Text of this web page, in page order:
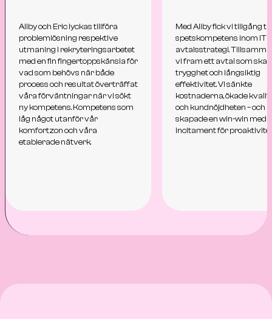
Aliby och Eric lyckas tillföra
problemlösning respektive
utmaning i rekryteringsarbetet
med en fin fingertoppskänsla för
vad som behövs när både
process och resultat överträffat
våra förväntningar när vi sökt
ny kompetens. Kompetens som
låg något utanför vår
komfortzon och våra
etablerade nätverk.
Med Aliby fick vi tillgång till
spetskompetens inom IT
avtalsstrategi.
vi fram ett avtal som
trygghet och långsiktig
effektivitet. Vi sänkte
kostnaderna, ökade
och kundnöjdheten – och
skapade en win-win med
incitament för